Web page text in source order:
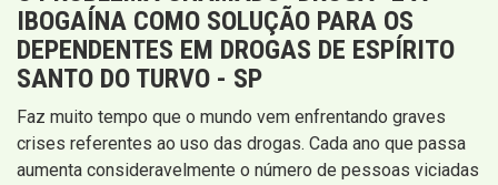
IBOGAÍNA COMO SOLUÇÃO PARA OS
DEPENDENTES EM DROGAS DE ESPÍRITO
SANTO DO TURVO - SP
Faz muito tempo que o mundo vem enfrentando graves
crises referentes ao uso das drogas. Cada ano que passa
aumenta consideravelmente o número de pessoas viciadas